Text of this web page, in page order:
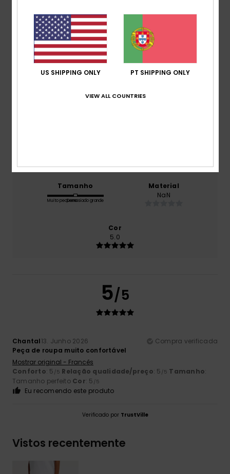
5.0/5
baseado em1 avaliações verificadas
produto
Tamanho
Muito pequenoDemasiado grande
Material
NaN
Cor
5.0
5/5
Chantal13. Junho 2026
Compra verificada
Peça de roupa muito confortável
Mostrar original - Francês
Conforto: 5 /5 Relação qualidade/preço: 5 /5 Tamanho:
Tamanho perfeito Cor: 5 /5
Eu recomendo este produto
Verificado por TrustVille
Vistos recentemente
US SHIPPING ONLY PT SHIPPING ONLY
VIEW ALL COUNTRIES